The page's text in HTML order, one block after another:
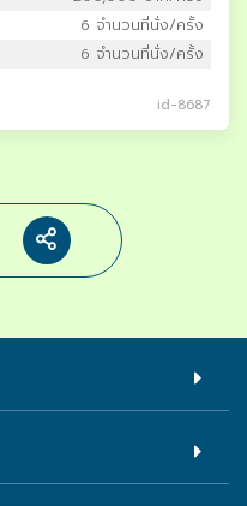
6 จำนวนที่นั่ง/ครั้ง
6 จำนวนที่นั่ง/ครั้ง
id-8687